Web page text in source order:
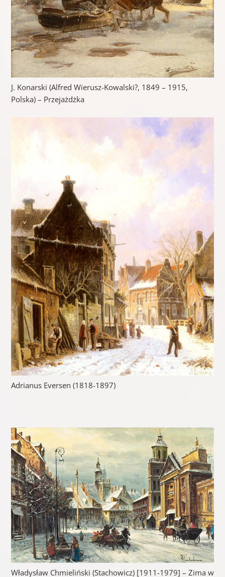
J. Konarski (Alfred Wierusz-Kowalski?, 1849 – 1915,
Polska) – Przejażdżka
Adrianus Eversen (1818-1897)
Władysław Chmieliński (Stachowicz) [1911-1979] – Zima w